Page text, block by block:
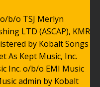
b/o TSJ Merlyn
LTD (ASCAP), KMR
by Kobalt Songs
As Kept Music, Inc.
Inc. o/b/o EMI Music
admin by Kobalt